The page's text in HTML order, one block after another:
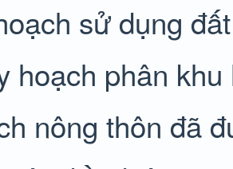
sử dụng
hoạch phân
nông thôn đã